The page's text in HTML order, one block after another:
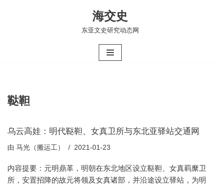
海交史
东亚文史研究动态网
鞑靼
乌云高娃：明代鞑靼、女真卫所与东北亚驿站交通网
由 马光（搬运工） 2021-01-23
内容提要：元明鼎革，明朝在东北地区设立鞑靼、女真羁縻卫
所，安置招降的故元将领及女真诸部，并沿途设立驿站，为明